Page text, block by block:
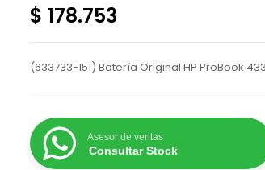
$ 178.753
(633733-151) Batería Original HP ProBook
Asesor de ventas
Consultar Stock